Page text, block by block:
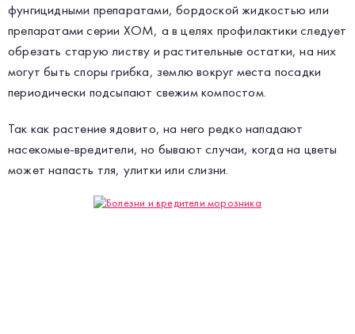
фунгицидными препаратами, бордоской жидкостью или
препаратами серии ХОМ, а в целях профилактики следует
обрезать старую листву и растительные остатки, на них
могут быть споры грибка, землю вокруг места посадки
периодически подсыпают свежим компостом.
Так как растение ядовито, на него редко нападают
насекомые-вредители, но бывают случаи, когда на цветы
может напасть тля, улитки или слизни.